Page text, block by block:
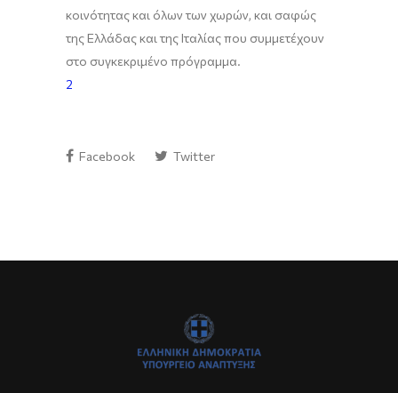
κοινότητας και όλων των χωρών, και σαφώς
της Ελλάδας και της Ιταλίας που συμμετέχουν
στο συγκεκριμένο πρόγραμμα.
2
Facebook Twitter